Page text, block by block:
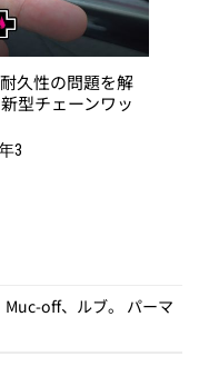
久性の問題を解
型チェーンワッ
3
Muc-off、 ルブ。 パーマ